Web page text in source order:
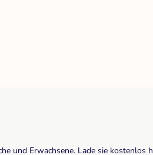
und Erwachsene. Lade sie